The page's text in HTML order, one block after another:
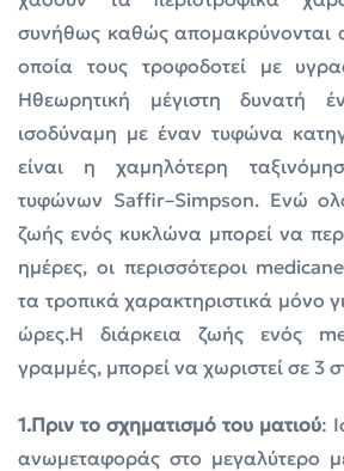
συνήθως καθώς απομακρύνονται
οποία τους τροφοδοτεί με
Ηθεωρητική μέγιστη δυνατή
ισοδύναμη με έναν τυφώνα
είναι η χαμηλότερη
τυφώνων Saffir–Simpson. Ενώ
ζωής ενός κυκλώνα μπορεί να
ημέρες, οι περισσότεροι
τα τροπικά χαρακτηριστικά μόνο
ώρες.Η διάρκεια ζωής ενός
γραμμές, μπορεί να χωριστεί σε 3
1.Πριν το σχηματισμό του ματιού:
ανωμεταφοράς στο μεγαλύτερο